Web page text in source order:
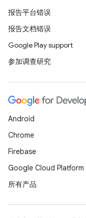
报告平台错误
报告文档错误
Google Play support
参加调查研究
Android
Chrome
Firebase
Google Cloud Platform
所有产品